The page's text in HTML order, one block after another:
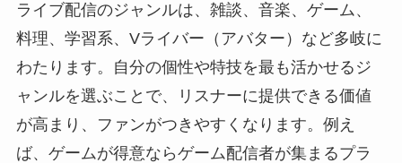
ライブ配信のジャンルは、雑談、音楽、ゲーム、
料理、学習系、Vライバー（アバター）など多岐に
わたります。自分の個性や特技を最も活かせるジ
ャンルを選ぶことで、リスナーに提供できる価値
が高まり、ファンがつきやすくなります。例え
ば、ゲームが得意ならゲーム配信者が集まるプラ